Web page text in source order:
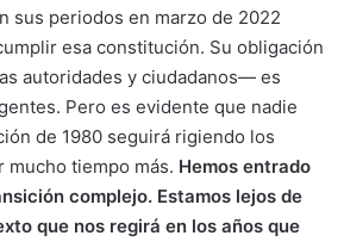
sus periodos en marzo de 2022
esa constitución. Su obligación
autoridades y ciudadanos— es
Pero es evidente que nadie
de 1980 seguirá rigiendo los
tiempo más. Hemos entrado
complejo. Estamos lejos de
que nos regirá en los años que